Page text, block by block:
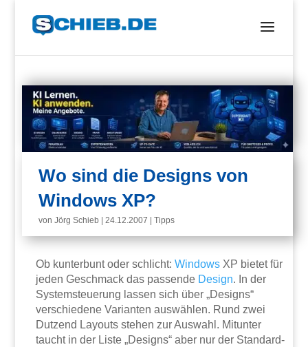
Wo sind die Designs von
Windows XP?
vonJörg Schieb |24.12.2007 |Tipps
Ob kunterbunt oder schlicht:Windows XP bietet für
jeden Geschmack das passende Design. In der
Systemsteuerung lassen sich über „Designs“
verschiedene Varianten auswählen. Rund zwei
Dutzend Layouts stehen zur Auswahl. Mitunter
taucht in der Liste „Designs“ aber nur der Standard-